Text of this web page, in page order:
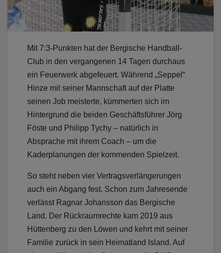
Mit 7:3-Punkten hat der Bergische Handball-
Club in den vergangenen 14 Tagen durchaus
ein Feuerwerk abgefeuert. Während „Seppel“
Hinze mit seiner Mannschaft auf der Platte
seinen Job meisterte, kümmerten sich im
Hintergrund die beiden Geschäftsführer Jörg
Föste und Philipp Tychy – natürlich in
Absprache mit ihrem Coach – um die
Kaderplanungen der kommenden Spielzeit.
So steht neben vier Vertragsverlängerungen
auch ein Abgang fest. Schon zum Jahresende
verlässt Ragnar Johansson das Bergische
Land. Der Rückraumrechte kam 2019 aus
Hüttenberg zu den Löwen und kehrt mit seiner
Familie zurück in sein Heimatland Island. Auf